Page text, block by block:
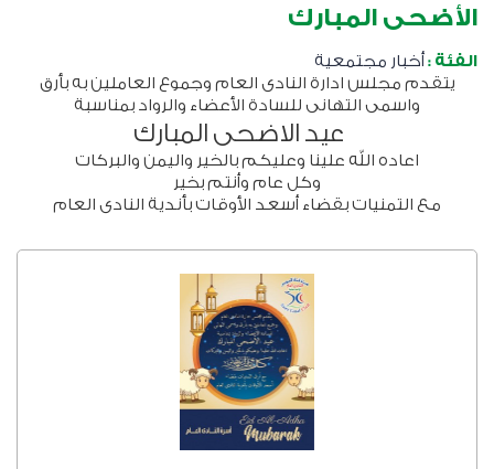
الأضحى المبارك
الفئة :أخبار مجتمعية
يتقدم مجلس ادارة النادى العام وجموع العاملين به بأرق
واسمى التهانى للسادة الأعضاء والرواد بمناسبة
عيد الاضحى المبارك
اعاده الله علينا وعليكم بالخير واليمن والبركات
وكل عام وأنتم بخير
مع التمنيات بقضاء أسعد الأوقات بأندية النادى العام